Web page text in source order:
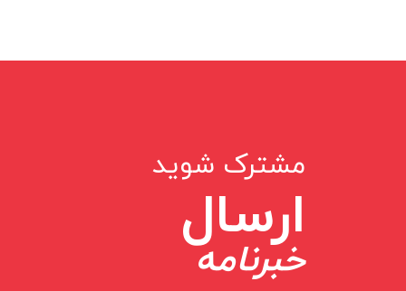
مشترک شوید
ارسال
خبرنامه